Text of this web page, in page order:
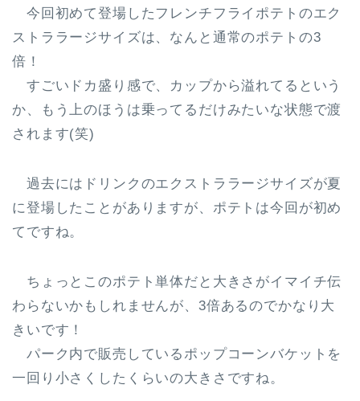
今回初めて登場したフレンチフライポテトのエク
ストララージサイズは、なんと 通常のポテトの3
倍 ！
すごいドカ盛り感で、カップから溢れてるという
か、もう上のほうは乗ってるだけみたいな状態で渡
されます(笑)
過去にはドリンクのエクストララージサイズが夏
に登場したことがありますが、 ポテトは今回が初め
て ですね。
ちょっとこのポテト単体だと大きさがイマイチ伝
わらないかもしれませんが、3倍あるのでかなり大
きいです！
パーク内で販売している ポップコーンバケットを
一回り小さくしたくらいの大きさですね。